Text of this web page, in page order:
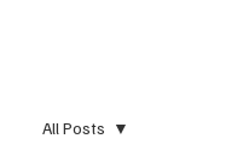
All Posts